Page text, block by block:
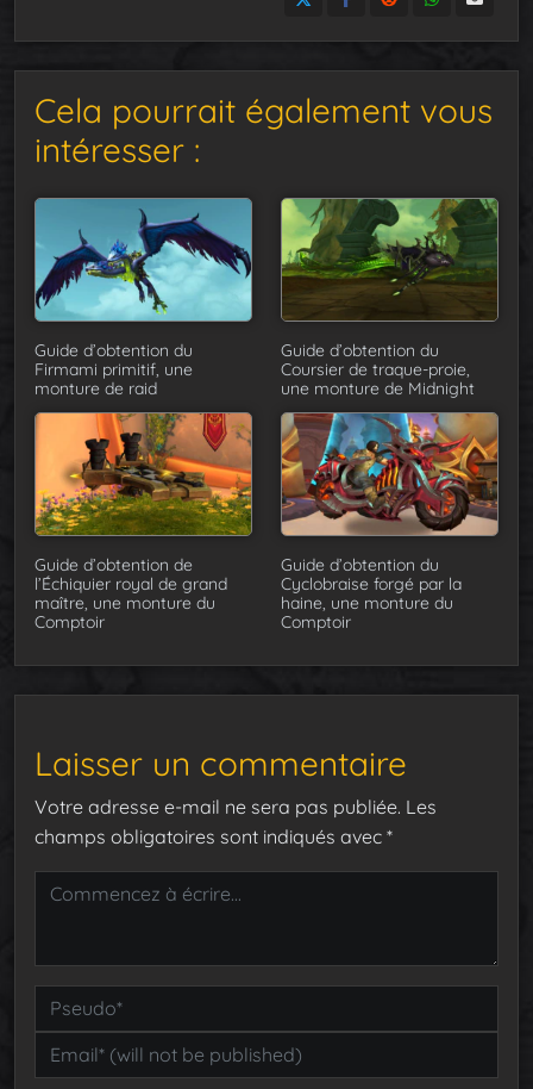
Cela pourrait également vous
intéresser :
Guide d’obtention du
Firmami primitif, une
monture de raid
Guide d’obtention du
Coursier de traque-proie,
une monture de Midnight
Guide d’obtention de
l’Échiquier royal de grand
maître, une monture du
Comptoir
Guide d’obtention du
Cyclobraise forgé par la
haine, une monture du
Comptoir
Laisser un commentaire
Votre adresse e-mail ne sera pas publiée. Les
champs obligatoires sont indiqués avec *